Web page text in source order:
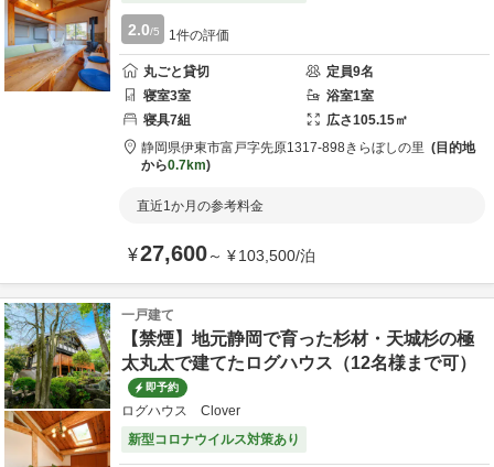
2.0/5 1件の評価
丸ごと貸切 定員9名
寝室3室 浴室1室
寝具7組 広さ105.15㎡
静岡県伊東市富戸字先原1317-898きらぼしの里
目的地
から0.7km
直近1か月の参考料金
¥27,600～ ¥103,500/泊
一戸建て
【禁煙】地元静岡で育った杉材・天城杉の極
太丸太で建てたログハウス（12名様まで可）
即予約
ログハウス Clover
新型コロナウイルス対策あり